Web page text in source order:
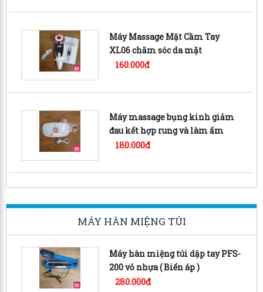
Máy Massage Mặt Cầm Tay
XL06 chăm sóc da mặt
160.000đ
Máy massage bụng kinh giảm
đau kết hợp rung và làm ấm
AISUOJIA
180.000đ
MÁY HÀN MIỆNG TÚI
Máy hàn miệng túi dập tay PFS-
200 vỏ nhựa ( Biến áp )
280.000đ